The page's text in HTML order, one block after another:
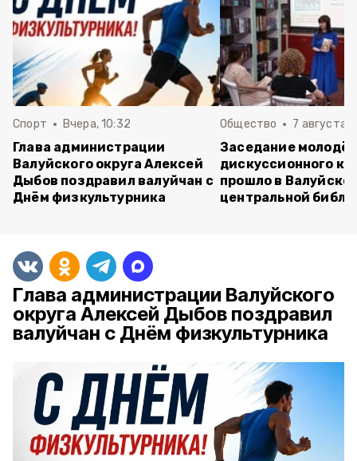
Спорт Вчера, 10:32
Глава администрации
Валуйского округа Алексей
Дыбов поздравил валуйчан с
Днём физкультурника
Общество 7 августа ,
Заседание
дискуссионного
прошло в
центральной
Глава администрации Валуйского
округа Алексей Дыбов поздравил
валуйчан с Днём физкультурника